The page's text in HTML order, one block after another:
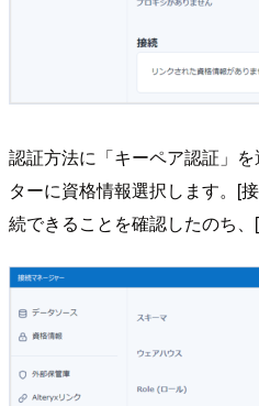
認証方法に「キーペア認証」
ターに資格情報選択します。[
続できることを確認したのち、